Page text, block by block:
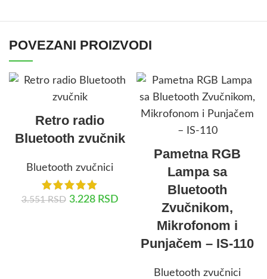
POVEZANI PROIZVODI
Retro radio
Bluetooth zvučnik
Bluetooth zvučnici
3.551RSD 3.228 RSD
Pametna RGB
Lampa sa
Bluetooth
Zvučnikom,
Mikrofonom i
Punjačem – IS-110
Bluetooth zvučnici